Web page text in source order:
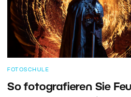
FOTOSCHULE
So fotografieren Sie